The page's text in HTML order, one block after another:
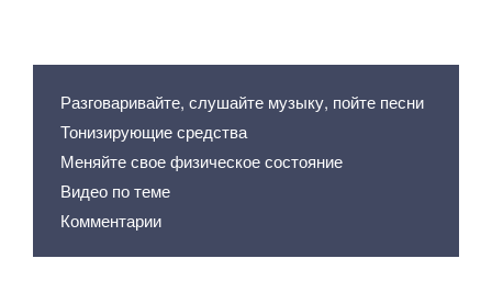
Разговаривайте, слушайте музыку, пойте песни
Тонизирующие средства
Меняйте свое физическое состояние
Видео по теме
Комментарии